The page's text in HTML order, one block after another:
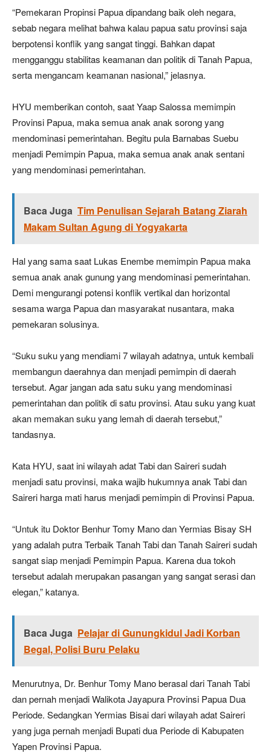
“Pemekaran Propinsi Papua dipandang baik oleh negara,
sebab negara melihat bahwa kalau papua satu provinsi saja
berpotensi konflik yang sangat tinggi. Bahkan dapat
mengganggu stabilitas keamanan dan politik di Tanah Papua,
serta mengancam keamanan nasional,” jelasnya.
HYU memberikan contoh, saat Yaap Salossa memimpin
Provinsi Papua, maka semua anak anak sorong yang
mendominasi pemerintahan. Begitu pula Barnabas Suebu
menjadi Pemimpin Papua, maka semua anak anak sentani
yang mendominasi pemerintahan.
Baca Juga Tim Penulisan Sejarah Batang Ziarah
Makam Sultan Agung di Yogyakarta
Hal yang sama saat Lukas Enembe memimpin Papua maka
semua anak anak gunung yang mendominasi pemerintahan.
Demi mengurangi potensi konflik vertikal dan horizontal
sesama warga Papua dan masyarakat nusantara, maka
pemekaran solusinya.
“Suku suku yang mendiami 7 wilayah adatnya, untuk kembali
membangun daerahnya dan menjadi pemimpin di daerah
tersebut. Agar jangan ada satu suku yang mendominasi
pemerintahan dan politik di satu provinsi. Atau suku yang kuat
akan memakan suku yang lemah di daerah tersebut,”
tandasnya.
Kata HYU, saat ini wilayah adat Tabi dan Saireri sudah
menjadi satu provinsi, maka wajib hukumnya anak Tabi dan
Saireri harga mati harus menjadi pemimpin di Provinsi Papua.
“Untuk itu Doktor Benhur Tomy Mano dan Yermias Bisay SH
yang adalah putra Terbaik Tanah Tabi dan Tanah Saireri sudah
sangat siap menjadi Pemimpin Papua. Karena dua tokoh
tersebut adalah merupakan pasangan yang sangat serasi dan
elegan,” katanya.
Baca Juga Pelajar di Gunungkidul Jadi Korban
Begal, Polisi Buru Pelaku
Menurutnya, Dr. Benhur Tomy Mano berasal dari Tanah Tabi
dan pernah menjadi Walikota Jayapura Provinsi Papua Dua
Periode. Sedangkan Yermias Bisai dari wilayah adat Saireri
yang juga pernah menjadi Bupati dua Periode di Kabupaten
Yapen Provinsi Papua.